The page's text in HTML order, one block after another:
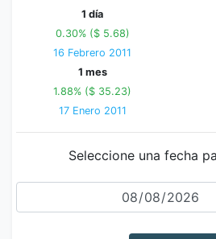
1 día
0.30% ($ 5.68)
16 Febrero 2011
1 mes
1.88% ($ 35.23)
17 Enero 2011
Seleccione una fecha
Fecha